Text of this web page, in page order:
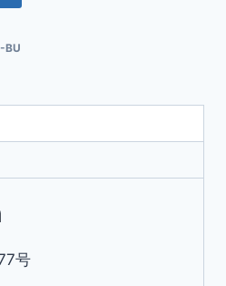
BU
号